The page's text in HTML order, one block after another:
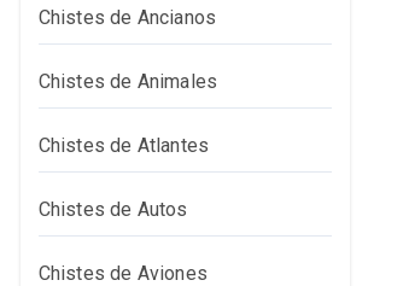
Chistes de Ancianos
Chistes de Animales
Chistes de Atlantes
Chistes de Autos
Chistes de Aviones